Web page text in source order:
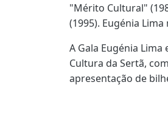
"Mérito Cultural"
(1995). Eugénia
A Gala Eugénia
Cultura da Sertã,
apresentação de